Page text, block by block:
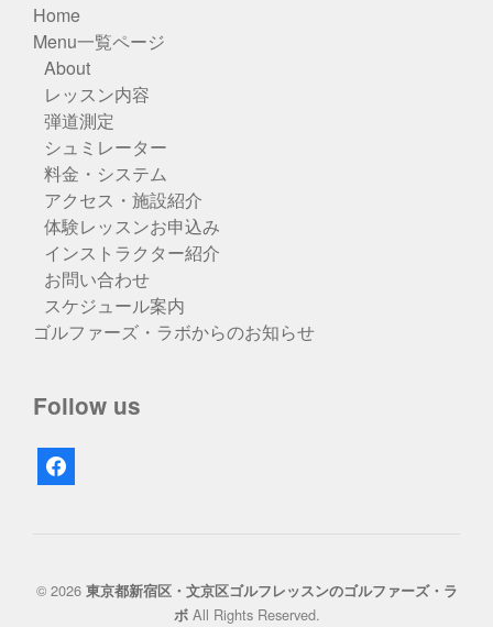
Home
Menu一覧ページ
About
レッスン内容
弾道測定
シュミレーター
料金・システム
アクセス・施設紹介
体験レッスンお申込み
インストラクター紹介
お問い合わせ
スケジュール案内
ゴルファーズ・ラボからのお知らせ
Follow us
facebook
© 2026 東京都新宿区・文京区ゴルフレッスンのゴルファーズ・ラ
ボAll Rights Reserved.